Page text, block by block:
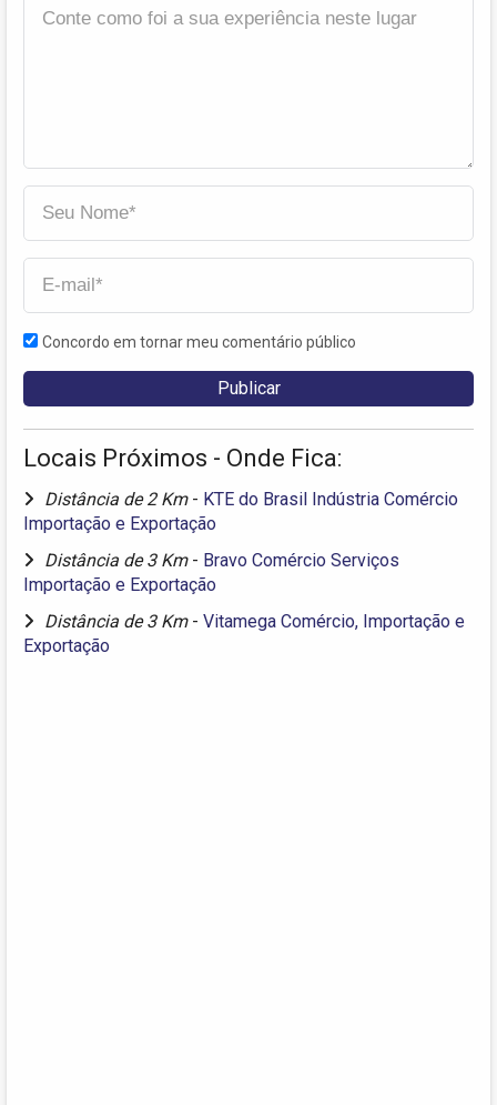
Concordo em tornar meu comentário público
Locais Próximos - Onde Fica:
Distância de 2 Km - KTE do Brasil Indústria Comércio
Importação e Exportação
Distância de 3 Km - Bravo Comércio Serviços
Importação e Exportação
Distância de 3 Km - Vitamega Comércio, Importação e
Exportação